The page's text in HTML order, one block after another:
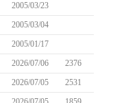
2005/03/23
2005/03/04
2005/01/17
2026/07/06
2376
2026/07/05
2531